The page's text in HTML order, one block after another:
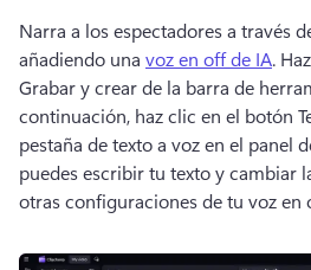
Narra a los espectadores a través
añadiendo una voz en off de IA.
Grabar y crear de la barra de
continuación, haz clic en el botón
pestaña de texto a voz en el panel
puedes escribir tu texto y cambiar
otras configuraciones de tu voz en